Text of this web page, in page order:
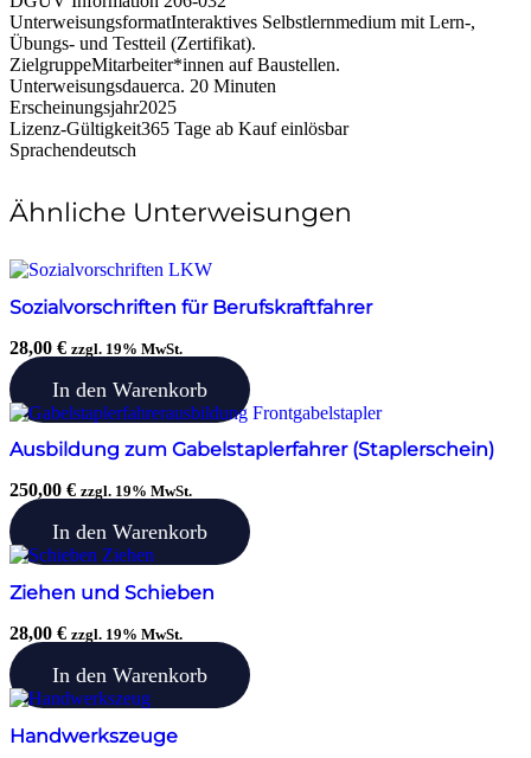
UnterweisungsformatInteraktives Selbstlernmedium mit Lern-,
Übungs- und Testteil (Zertifikat).
ZielgruppeMitarbeiter*innen auf Baustellen.
Unterweisungsdauerca. 20 Minuten
Erscheinungsjahr2025
Lizenz-Gültigkeit365 Tage ab Kauf einlösbar
Sprachendeutsch
Ähnliche Unterweisungen
Sozialvorschriften für Berufskraftfahrer
28,00 € zzgl. 19% MwSt.
In den Warenkorb
Ausbildung zum Gabelstaplerfahrer (Staplerschein)
250,00 € zzgl. 19% MwSt.
In den Warenkorb
Ziehen und Schieben
28,00 € zzgl. 19% MwSt.
In den Warenkorb
Handwerkszeuge